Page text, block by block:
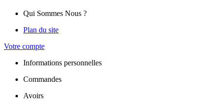
Qui Sommes Nous ?
Plan du site
Votre compte
Informations personnelles
Commandes
Avoirs